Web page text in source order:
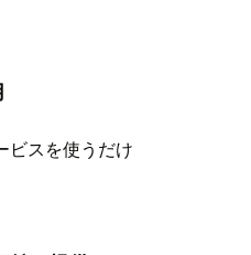
ビスを使うだけ